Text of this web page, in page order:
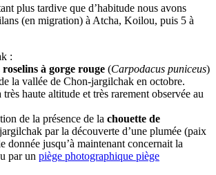
plus tardive que d’habitude nous avons
(en migration) à Atcha, Koilou, puis 5 à
:
roselins à gorge rouge (Carpodacus puniceus)
la vallée de Chon-jargilchak en octobre.
haute altitude et très rarement observée au
de la présence de la chouette de
par la découverte d’une plumée (paix
donnée jusqu’à maintenant concernait la
par un piège photographique piège